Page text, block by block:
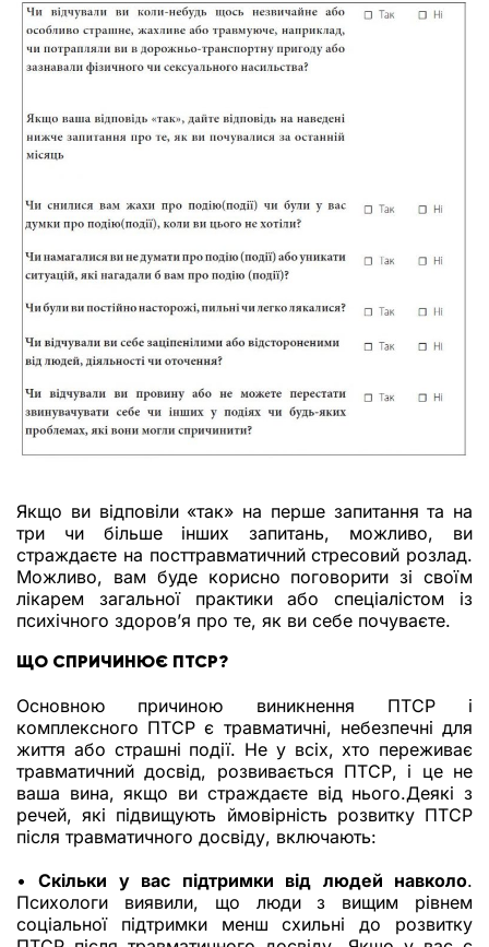
Якщо ви відповіли «так» на перше запитання та на
три чи більше інших запитань, можливо, ви
страждаєте на посттравматичний стресовий розлад.
Можливо, вам буде корисно поговорити зі своїм
лікарем загальної практики або спеціалістом із
психічного здоров’я про те, як ви себе почуваєте.
ЩО СПРИЧИНЮЄ ПТСР?
Основною причиною виникнення ПТСР і
комплексного ПТСР є травматичні, небезпечні для
життя або страшні події. Не у всіх, хто переживає
травматичний досвід, розвивається ПТСР, і це не
ваша вина, якщо ви страждаєте від нього.Деякі з
речей, які підвищують ймовірність розвитку ПТСР
після травматичного досвіду, включають:
•Скільки у вас підтримки від людей навколо.
Психологи виявили, що люди з вищим рівнем
соціальної підтримки менш схильні до розвитку